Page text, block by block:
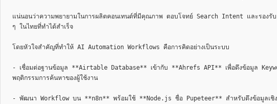
แน่นอนว่าความพยายามในการผลิตคอนเทนต์ที่มีคุณภาพ ตอบโจทย์ Search Intent และรองรั
ๆ ในไทยที่ทำได้สำเร็จ
โดยหัวใจสำคัญที่ทำให้ AI Automation Workflows คือการคิดอย่างเป็นระบบ
- เชื่อมต่อฐานข้อมูล **Airtable Database** เข้ากับ **Ahrefs API** เพื่อดึงข้อมูล
พฤติกรรมการค้นหาของผู้ใช้งาน
- พัฒนา Workflow บน **n8n** พร้อมใช้ **Node.js ชื่อ Pupeteer** สำหรับดึงข้อมูลเ